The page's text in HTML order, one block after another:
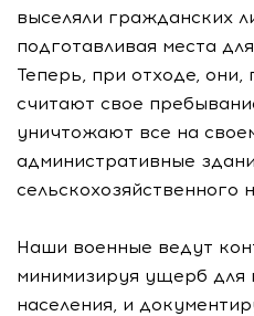
выселяли гражданских
подготавливая места
Теперь, при отходе, они,
считают свое
уничтожают все на
административные
сельскохозяйственного
Наши военные ведут
минимизируя ущерб для
населения, и